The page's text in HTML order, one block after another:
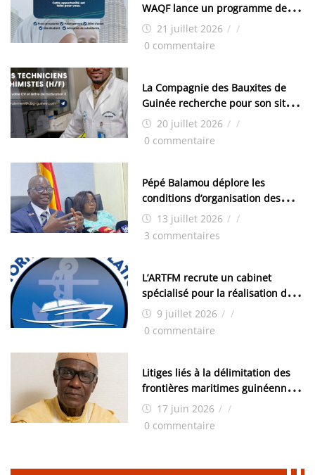
WAQF lance un programme de
bourses pour la Malaisie
21 juillet 2026 / /
0 commentaire
La Compagnie des Bauxites de
Guinée recherche pour son site
de Kamsar des techniciens
chimistes (H/F)
20 juillet 2026 / /
0 commentaire
Pépé Balamou déplore les
conditions d’organisation des
examens nationaux : « Si ce sont
les élections, on trouve tous les
13 juillet 2026 / /
3 commentaires
L’ARTFM recrute un cabinet
spécialisé pour la réalisation des
études techniques
9 juillet 2026 / /
0 commentaire
Litiges liés à la délimitation des
frontières maritimes guinéennes:
Idrissa Chérif écrit au ministre
des Hydrocarbures
17 juin 2026 / /
0 commentaire